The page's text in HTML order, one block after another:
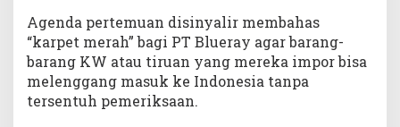
Agenda pertemuan disinyalir membahas
“karpet merah” bagi PT Blueray agar barang-
barang KW atau tiruan yang mereka impor bisa
melenggang masuk ke Indonesia tanpa
tersentuh pemeriksaan.